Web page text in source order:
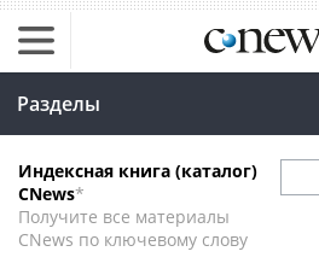
Разделы
Индексная книга (каталог)
CNews*
Получите все материалы
CNews по ключевому слову